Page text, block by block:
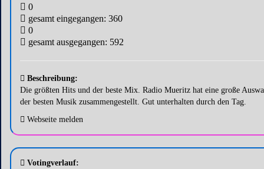
0
gesamt eingegangen: 360
0
gesamt ausgegangen: 592
Beschreibung:
Die größten Hits und der beste Mix. Radio Mueritz hat eine große
der besten Musik zusammengestellt. Gut unterhalten durch den Tag.
Webseite melden
Votingverlauf: